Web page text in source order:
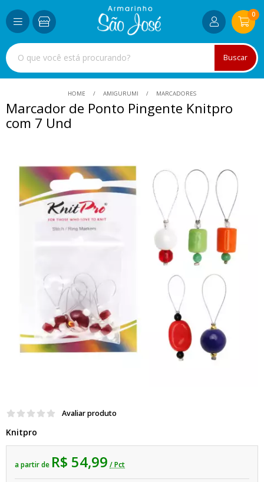
Buscar
0
HOME AMIGURUMI MARCADORES
Marcador de Ponto Pingente Knitpro
com 7 Und
Avaliar produto
Knitpro
a partir de R$ 54,99 / Pct